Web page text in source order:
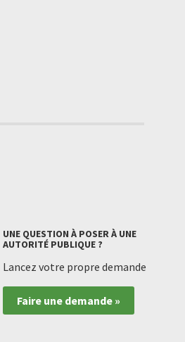
UNE QUESTION À POSER À UNE
AUTORITÉ PUBLIQUE ?
Lancez votre propre demande
Faire une demande »